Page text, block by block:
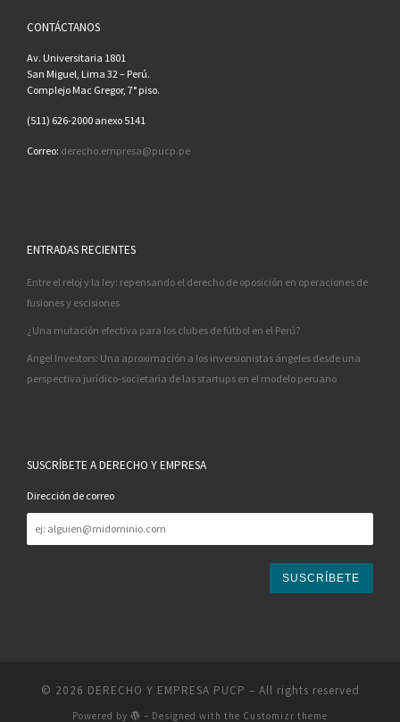
CONTÁCTANOS
Av. Universitaria 1801
San Miguel, Lima 32 – Perú.
Complejo Mac Gregor, 7° piso.
(511) 626-2000 anexo 5141
Correo: derecho.empresa@pucp.pe
ENTRADAS RECIENTES
Entre el reloj y la ley: repensando el derecho de oposición en operaciones de
fusiones y escisiones
¿Una mutación efectiva para los clubes de fútbol en el Perú?
Angel Investors: Una aproximación a los inversionistas ángeles desde una
perspectiva jurídico-societaria de las startups en el modelo peruano
SUSCRÍBETE A DERECHO Y EMPRESA
Dirección de correo
de
correo
© 2026 DERECHO Y EMPRESA PUCP – All rights reserved
Powered by – Designed with the Customizr theme